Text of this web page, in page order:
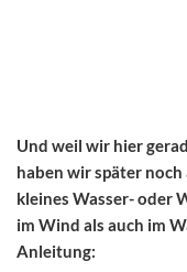
Und weil wir hier
haben wir später
kleines Wasser- oder
im Wind als auch im
Anleitung: